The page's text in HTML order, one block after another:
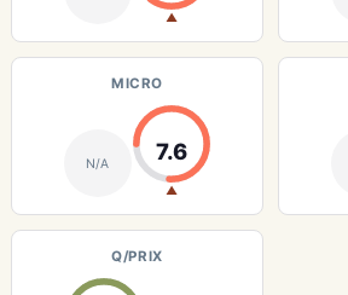
▲
MICRO
N/A 7.6
▲
Q/PRIX